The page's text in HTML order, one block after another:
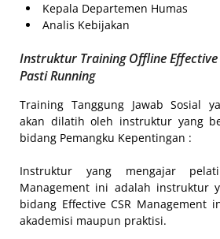
Kepala Departemen Humas
Analis Kebijakan
Instruktur Training Offline Effective
Pasti Running
Training Tanggung Jawab Sosial
akan dilatih oleh instruktur yang
bidang Pemangku Kepentingan :
Instruktur yang mengajar
Management ini adalah instruktur
bidang Effective CSR Management
akademisi maupun praktisi.